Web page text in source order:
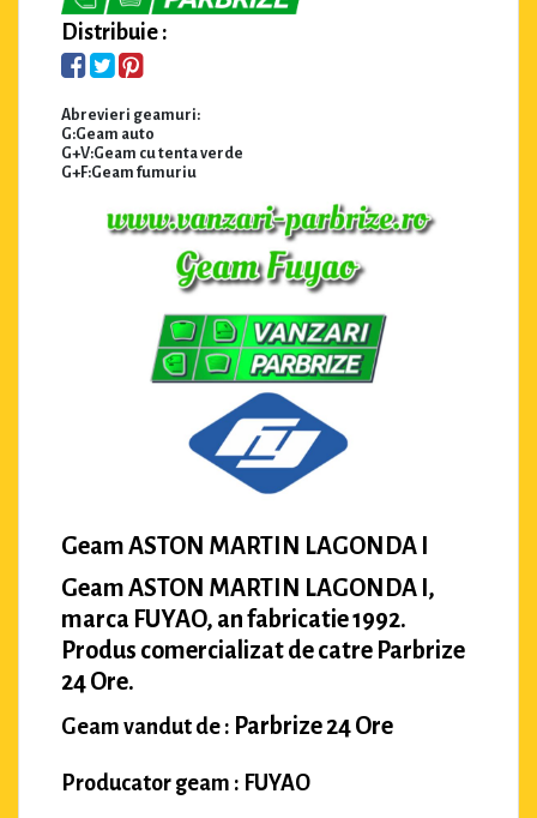
Distribuie :
Abrevieri geamuri:
G:Geam auto
G+V:Geam cu tenta verde
G+F:Geam fumuriu
Geam ASTON MARTIN LAGONDA I
Geam ASTON MARTIN LAGONDA I,
marca FUYAO, an fabricatie 1992.
Produs comercializat de catre Parbrize
24 Ore.
Geam vandut de : Parbrize 24 Ore
Producator geam : FUYAO